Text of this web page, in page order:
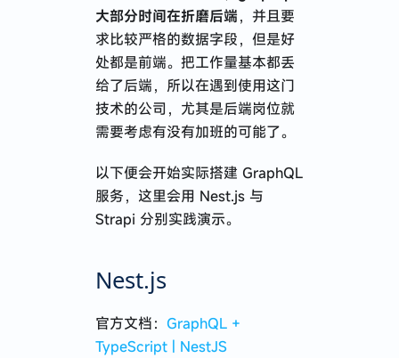
大部分时间在折磨后端，并且要
求比较严格的数据字段，但是好
处都是前端。把工作量基本都丢
给了后端，所以在遇到使用这门
技术的公司，尤其是后端岗位就
需要考虑有没有加班的可能了。
以下便会开始实际搭建 GraphQL
服务，这里会用 Nest.js 与
Strapi 分别实践演示。
Nest.js
官方文档： GraphQL +
TypeScript | NestJS